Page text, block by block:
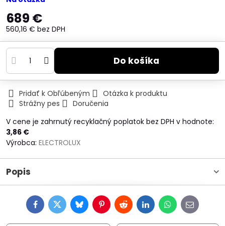
689 €
560,16 € bez DPH
Do košíka
Pridať k Obľúbeným
Otázka k produktu
Strážny pes
Doručenia
V cene je zahrnutý recyklačný poplatok bez DPH v hodnote:
3,86 €
Výrobca: ELECTROLUX
Popis
FacebookTwitterBlueskyPinterestRedditLinkedInWhatsApp
E-
mail